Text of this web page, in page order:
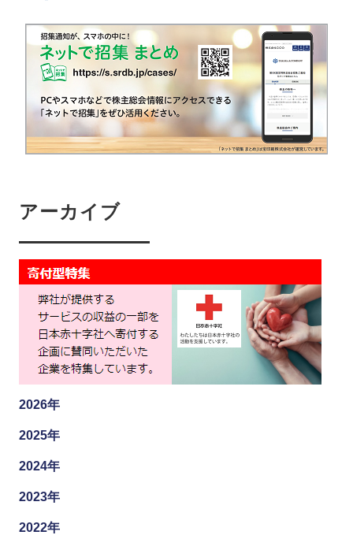
アーカイブ
2026年
2025年
2024年
2023年
2022年